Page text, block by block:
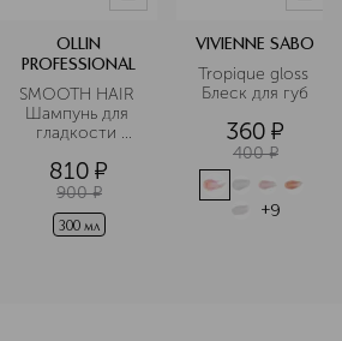
кондиционеры для белья, гели для
стирки и другие.
OLLIN
PROFESSIONAL
SMOOTH HAIR
Шампунь для
гладкости
810 ¤
900 ¤
300 мл
VIVIENNE SABO
Tropique gloss
Блеск для губ
360 ¤
400 ¤
+9